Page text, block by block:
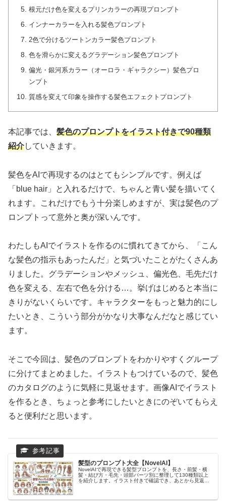
根元だけ色を変えるプリンカラーの再現プロンプト
インナーカラーを入れる髪色プロンプト
2色で分けるツートンカラー髪色プロンプト
色を滑らかに変えるグラデーション髪色プロンプト
偏光・銀河系カラー（オーロラ・ギャラクシー）髪色プロ
ンプト
質感を変えて印象を操作する髪色エフェクトプロンプト
本記事では、 髪色のプロンプトをイラスト付きで90種類
紹介していきます。
髪色をAIで再現するのはとてもシンプルです。例えば
「blue hair」と入れるだけで、ちゃんと青い髪を描いてく
れます。これだけでもう十分楽しめますが、実は髪色のプ
ロンプトって意外と奥が深いんです。
わたしもAIでイラストを作るのに慣れてきてから、「こん
な髪色の指示もあったんだ」と気づいたことがたくさんあ
りました。グラデーションやメッシュ、偏光色、毛先だけ
色を変える、左右で色を分ける…。挙げはじめると本当に
きりがないくらいです。キャラクターをもっと魅力的にし
たいとき、こういう部分がかなり大事なんだなと感じてい
ます。
そこで今回は、髪色のプロンプトをわかりやすくグループ
に分けてまとめました。イラストもつけているので、髪色
のカタログのように気軽に見返せます。画像AIでイラスト
を作るとき、ちょっと参考にしたいときにのぞいてもらえ
ると便利だと思います。
髪型のプロンプト大全【NovelAI】
NovelAIで再現できる髪型プロンプトを、長さ・前髪・横
髪・結び方・毛先・頭部パーツ別に整理して130種類以上
を紹介します。イラスト付きで確認でき、あとから見返し